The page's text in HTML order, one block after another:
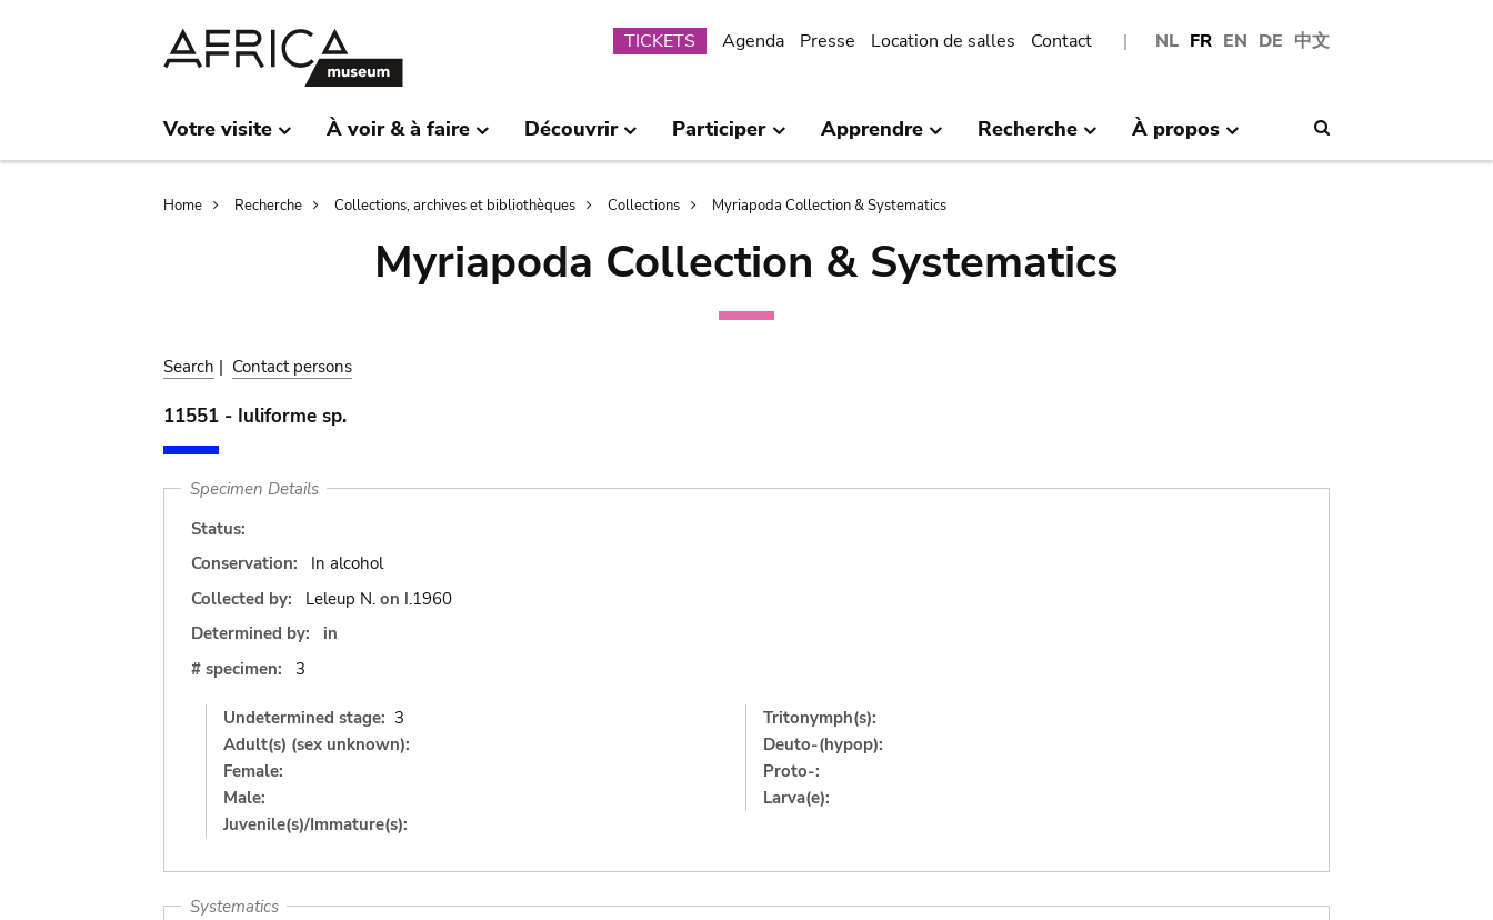
NL FR EN DE 中文
Submenu
TICKETS Agenda Presse Location de salles Contact
Votre visite À voir & à faire Découvrir Participer Apprendre Recherche À propos
Breadcrumb
Home Recherche Collections, archives et bibliothèques Collections Myriapoda Collection & Systematics
Myriapoda Collection & Systematics
Search | Contact persons
11551 - Iuliforme sp.
Specimen Details
Status:
Conservation:
In alcohol
Collected by:
Leleup N. on I.1960
Determined by:
in
# specimen:
3
Undetermined stage: 3
Adult(s) (sex unknown):
Female:
Male:
Juvenile(s)/Immature(s):
Tritonymph(s):
Deuto-(hypop):
Proto-:
Larva(e):
Systematics